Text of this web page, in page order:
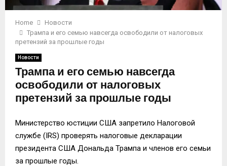
Home
Новости
Трампа и его семью навсегда освободили от налоговых
претензий за прошлые годы
Новости
Трампа и его семью навсегда
освободили от налоговых
претензий за прошлые годы
Министерство юстиции США запретило Налоговой
службе (IRS) проверять налоговые декларации
президента США Дональда Трампа и членов его семьи
за прошлые годы.